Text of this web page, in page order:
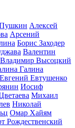
Алексей
Арсений
Борис Заходер
Валентин
Владимир Высоцкий
Галина
Евгений Евтушенко
Иосиф
Михаил
Николай
Омар Хайям
Рождественский